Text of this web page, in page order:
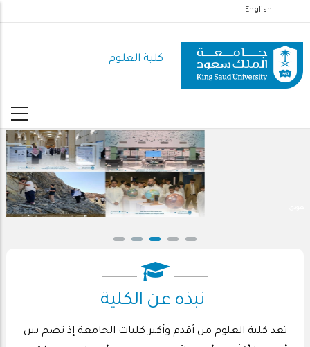
إلى
المحتوى
الرئيسي
English
كلية العلوم
احتفال كلية العلوم بذكرى يوم التأسيس السعودي
نبذه عن الكلية
تعد كلية العلوم من أقدم وأكبر كليات الجامعة إذ تضم بين